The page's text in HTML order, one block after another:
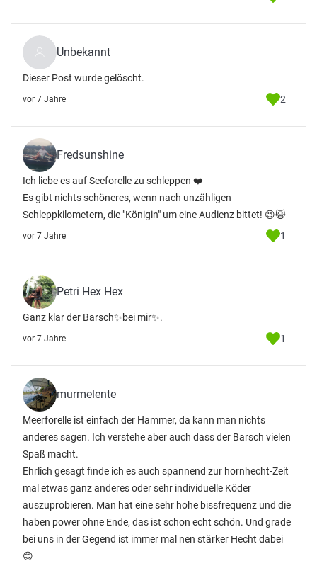
Unbekannt
Dieser Post wurde gelöscht.
vor 7 Jahre 2
Fredsunshine
Ich liebe es auf Seeforelle zu schleppen ❤️
Es gibt nichts schöneres, wenn nach unzähligen
Schleppkilometern, die "Königin" um eine Audienz bittet! 😉😺
vor 7 Jahre 1
Petri Hex Hex
Ganz klar der Barsch✨bei mir✨.
vor 7 Jahre 1
murmelente
Meerforelle ist einfach der Hammer, da kann man nichts
anderes sagen. Ich verstehe aber auch dass der Barsch vielen
Spaß macht.
Ehrlich gesagt finde ich es auch spannend zur hornhecht-Zeit
mal etwas ganz anderes oder sehr individuelle Köder
auszuprobieren. Man hat eine sehr hohe bissfrequenz und die
haben power ohne Ende, das ist schon echt schön. Und grade
bei uns in der Gegend ist immer mal nen stärker Hecht dabei
😊